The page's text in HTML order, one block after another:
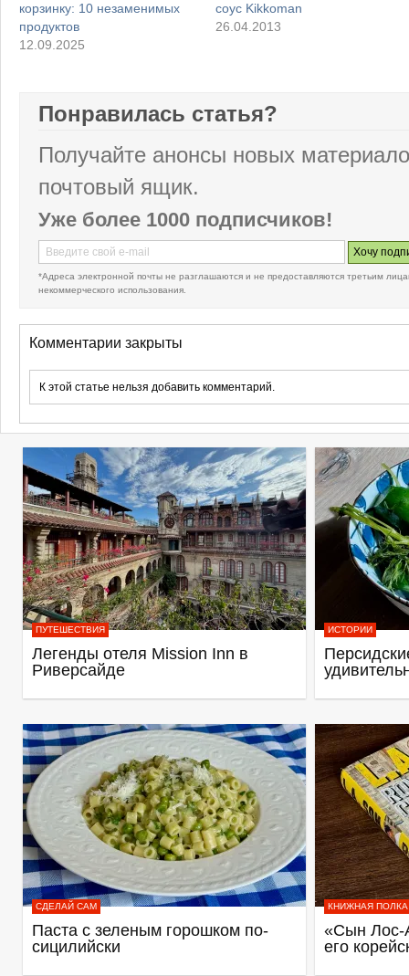
корзинку: 10 незаменимых
продуктов
12.09.2025
соус Kikkoman
26.04.2013
Понравилась статья?
Получайте анонсы новых
почтовый ящик.
Уже более 1000 подписчиков!
*Адреса электронной почты не разглашаются и не предоставляются третьим
некоммерческого использования.
Комментарии закрыты
К этой статье нельзя добавить комментарий.
ПУТЕШЕСТВИЯ
Легенды отеля Mission Inn в
Риверсайде
ИСТОРИИ
СДЕЛАЙ САМ
Паста с зеленым горошком по-
сицилийски
КНИЖНАЯ ПОЛКА
«Сын Лос-
его